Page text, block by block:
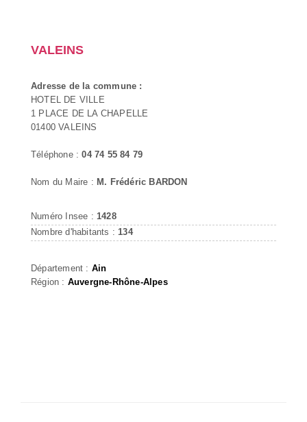
VALEINS
Adresse de la commune :
HOTEL DE VILLE
1 PLACE DE LA CHAPELLE
01400 VALEINS
Téléphone :04 74 55 84 79
Nom du Maire : M. Frédéric BARDON
Numéro Insee : 1428
Nombre d'habitants : 134
Département : Ain
Région : Auvergne-Rhône-Alpes